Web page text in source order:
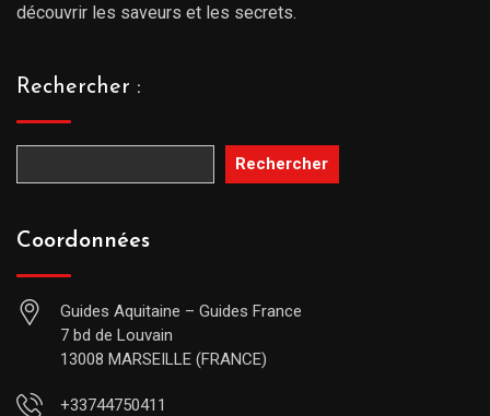
découvrir les saveurs et les secrets.
Rechercher :
Rechercher
Coordonnées
Guides Aquitaine – Guides France
7 bd de Louvain
13008 MARSEILLE (FRANCE)
+33744750411